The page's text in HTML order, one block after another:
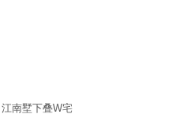
江南墅下叠W宅